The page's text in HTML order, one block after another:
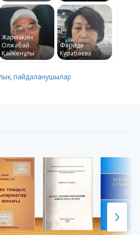
Жармакин
Олжабай
Қайкенұлы
Фарида
Курабаева
пайдаланушылар